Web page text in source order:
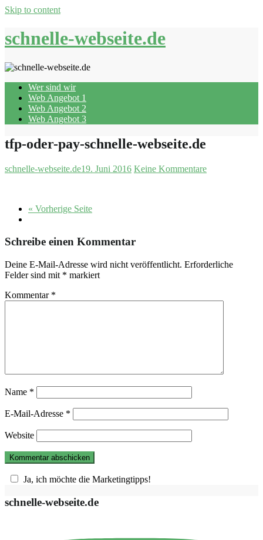
Skip to content
schnelle-webseite.de
Wer sind wir
Web Angebot 1
Web Angebot 2
Web Angebot 3
tfp-oder-pay-schnelle-webseite.de
schnelle-webseite.de19. Juni 2016 Keine Kommentare
« Vorherige Seite
Schreibe einen Kommentar
Deine E-Mail-Adresse wird nicht veröffentlicht. Erforderliche
Felder sind mit * markiert
Kommentar *
Name *
E-Mail-Adresse *
Website
Ja, ich möchte die Marketingtipps!
schnelle-webseite.de